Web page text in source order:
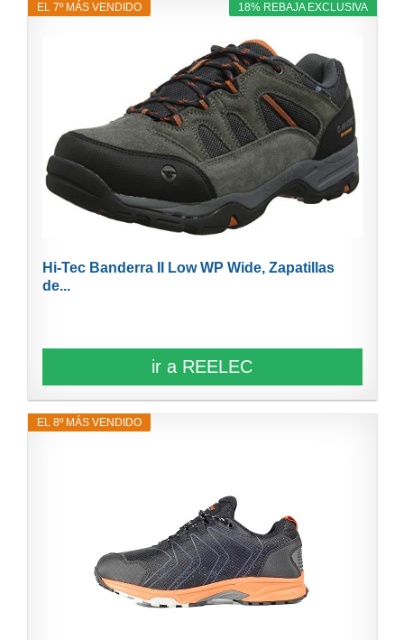
18% REBAJA EXCLUSIVA
EL 7º MÁS VENDIDO
Hi-Tec Banderra II Low WP Wide, Zapatillas
de...
ir a REELEC
EL 8º MÁS VENDIDO